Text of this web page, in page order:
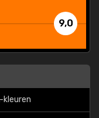
9,0
kleuren